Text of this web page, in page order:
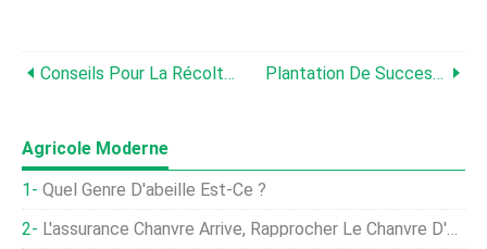
Conseils Pour La Récolte Des Légumes D'été Plantation De Succession Et Entreposage Hivernal
Agricole Moderne
Quel Genre D'abeille Est-Ce ?
L'assurance Chanvre Arrive, Rapprocher Le Chanvre D'une Culture Traditionnelle